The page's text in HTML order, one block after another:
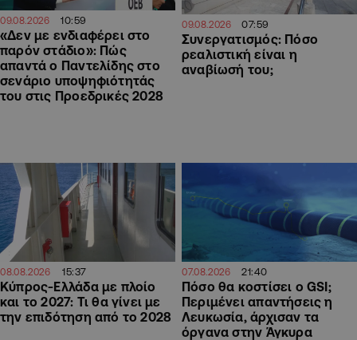
09.08.2026 10:59
«Δεν με ενδιαφέρει στο
παρόν στάδιο»: Πώς
απαντά ο Παντελίδης στο
σενάριο υποψηφιότητάς
του στις Προεδρικές 2028
09.08.2026 07:59
Συνεργατισμός: Πόσο
ρεαλιστική είναι η
αναβίωσή του;
08.08.2026 15:37
Κύπρος-Ελλάδα με πλοίο
και το 2027: Τι θα γίνει με
την επιδότηση από το 2028
07.08.2026 21:40
Πόσο θα κοστίσει ο GSI;
Περιμένει απαντήσεις η
Λευκωσία, άρχισαν τα
όργανα στην Άγκυρα